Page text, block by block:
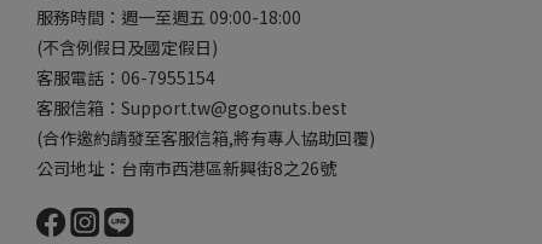
服務時間：週一至週五 09:00-18:00
(不含例假日及國定假日)
客服電話：06-7955154
客服信箱：Support.tw@gogonuts.best
(合作邀約請發至客服信箱,將有專人協助回覆)
公司地址：台南市西港區新興街8之26號